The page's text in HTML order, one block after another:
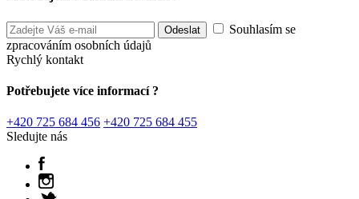
Souhlasím se
zpracováním osobních údajů
Rychlý kontakt
Potřebujete více informací ?
+420 725 684 456 +420 725 684 455
Sledujte nás